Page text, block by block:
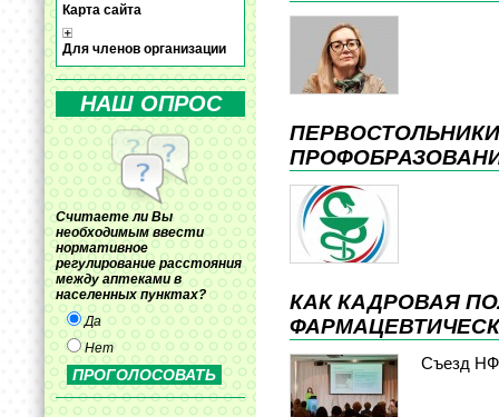
Карта сайта
Для членов организации
НАШ ОПРОС
Считаете ли Вы
необходимым ввести
нормативное
регулирование расстояния
между аптеками в
населенных пунктах?
Да
Нет
КАК КАДРОВАЯ
Съезд